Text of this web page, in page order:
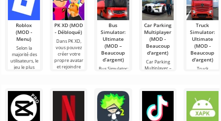
Roblox
(MOD -
Menu)
Selon la
majorité des
utilisateurs, le
jeu le plus
Roblox. Ce
PK XD (MOD
- Débloqué)
Dans PK XD,
vous pouvez
créer votre
propre avatar
et rejoindre
Bus
Simulator:
Ultimate
(MOD –
Beaucoup
d’argent)
Bus Simulator:
Android
offrant des
possibilités
infinies
Car Parking
Multiplayer
(MOD -
Beaucoup
d'argent)
Car Parking
Multiplayer –
joueurs
incarnent des
conducteurs
Truck
Simulator:
Ultimate
(MOD -
Beaucoup
d'argent)
Truck
un simulateur
de transport
de